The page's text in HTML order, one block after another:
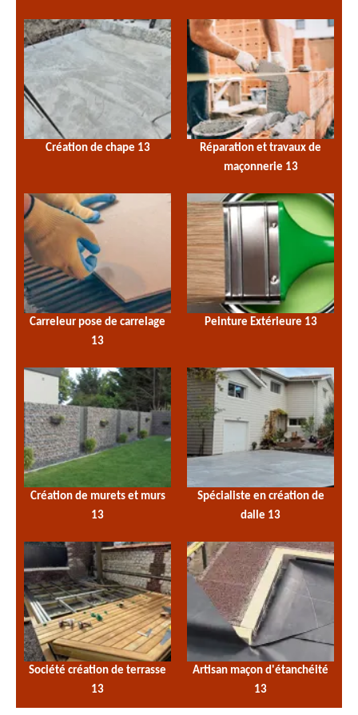
Création de chape 13
Réparation et travaux de
maçonnerie 13
Carreleur pose de carrelage
13
Peinture Extérieure 13
Création de murets et murs
13
Spécialiste en création de
dalle 13
Société création de terrasse
13
Artisan maçon d'étanchéité
13